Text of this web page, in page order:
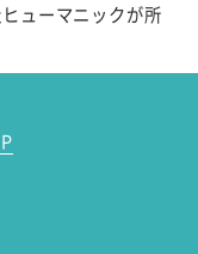
ューマニックが所